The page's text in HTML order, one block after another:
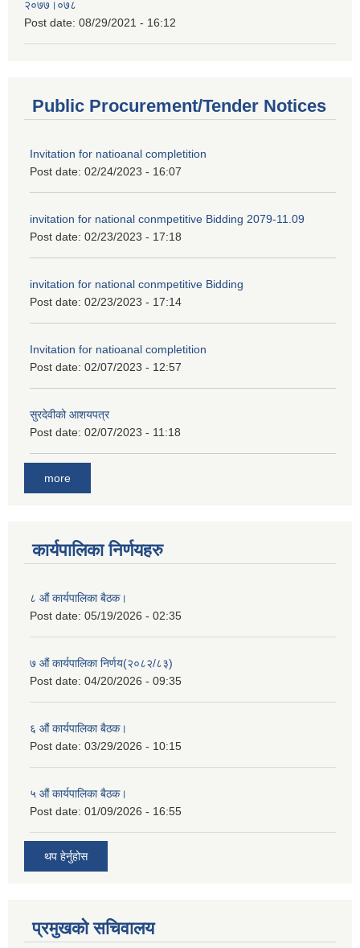
२०७७।०७८
Post date: 08/29/2021 - 16:12
Public Procurement/Tender Notices
Invitation for natioanal completition
Post date: 02/24/2023 - 16:07
invitation for national conmpetitive Bidding 2079-11.09
Post date: 02/23/2023 - 17:18
invitation for national conmpetitive Bidding
Post date: 02/23/2023 - 17:14
Invitation for natioanal completition
Post date: 02/07/2023 - 12:57
सुरदेवीको आशयपत्र
Post date: 02/07/2023 - 11:18
more
कार्यपालिका निर्णयहरु
८ औं कार्यपालिका बैठक।
Post date: 05/19/2026 - 02:35
७ औं कार्यपालिका निर्णय(२०८२/८३)
Post date: 04/20/2026 - 09:35
६ औं कार्यपालिका बैठक।
Post date: 03/29/2026 - 10:15
५ औं कार्यपालिका बैठक।
Post date: 01/09/2026 - 16:55
थप हेर्नुहोस
प्रमुखको सचिवालय